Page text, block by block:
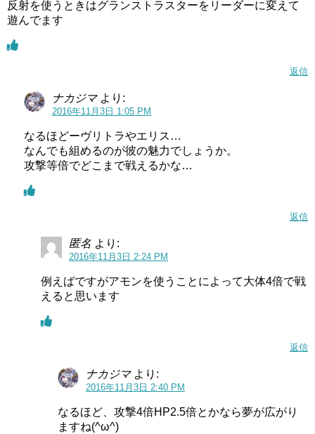
反射を使うときはグランストラスターをリーダーに変えて
遊んでます
返信
ナカジマ より:
2016年11月3日 1:05 PM
なるほどーヴリトラやエリス…
なんでも組めるのが彼の魅力でしょうか。
攻撃等倍でどこまで戦えるかな…
返信
匿名 より:
2016年11月3日 2:24 PM
例えばですがアモンを使うことによって大体4倍で戦
えると思います
返信
ナカジマ より:
2016年11月3日 2:40 PM
なるほど、攻撃4倍HP2.5倍とかなら夢が広がり
ますね(^ω^)